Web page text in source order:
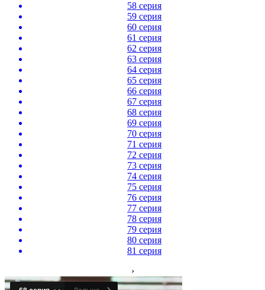
58 серия
59 серия
60 серия
61 серия
62 серия
63 серия
64 серия
65 серия
66 серия
67 серия
68 серия
69 серия
70 серия
71 серия
72 серия
73 серия
74 серия
75 серия
76 серия
77 серия
78 серия
79 серия
80 серия
81 серия
›